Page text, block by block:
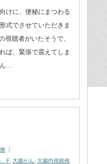
けに、便秘にまつわる
式でさせていただきま
視聴者がいたそうで、
ば、緊張で震えてしま
ん…
F, 大腸がん 大腸内視鏡検